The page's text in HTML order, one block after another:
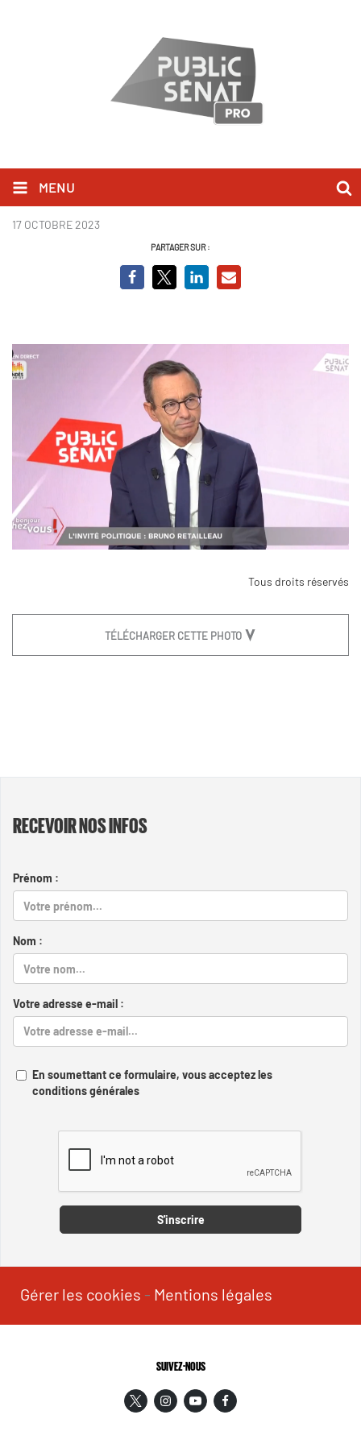
MENU
Bruno Retailleau-BCVO.PNG
17 OCTOBRE 2023
PARTAGER SUR :
Tous droits réservés
TÉLÉCHARGER CETTE PHOTO
RECEVOIR NOS INFOS
Prénom :
Nom :
Votre adresse e-mail :
En soumettant ce formulaire, vous acceptez les
conditions générales
S'inscrire
Gérer les cookies - Mentions légales
SUIVEZ-NOUS